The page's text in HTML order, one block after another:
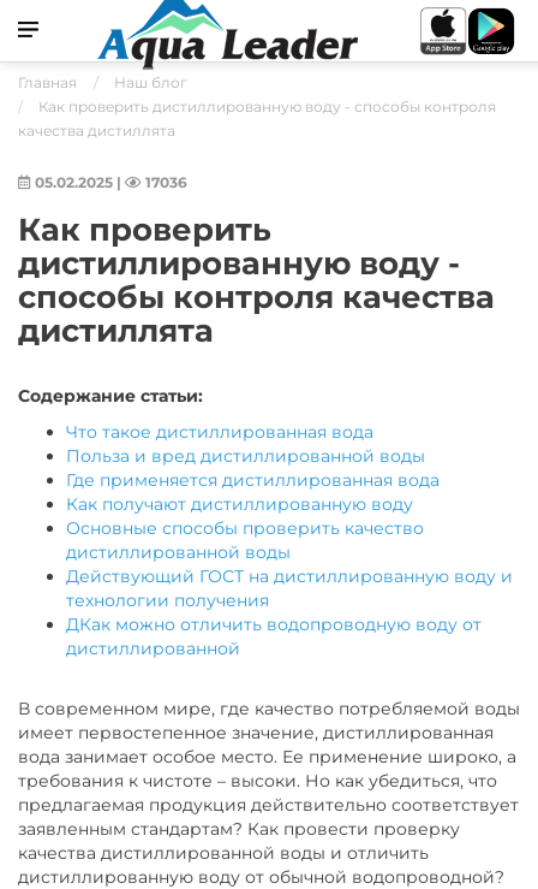
Главная
Наш блог
Как проверить дистиллированную воду - способы контроля
качества дистиллята
05.02.2025 | 17036
Как проверить
дистиллированную воду -
способы контроля качества
дистиллята
Содержание статьи:
Что такое дистиллированная вода
Польза и вред дистиллированной воды
Где применяется дистиллированная вода
Как получают дистиллированную воду
Основные способы проверить качество
дистиллированной воды
Действующий ГОСТ на дистиллированную воду и
технологии получения
ДКак можно отличить водопроводную воду от
дистиллированной
В современном мире, где качество потребляемой воды
имеет первостепенное значение, дистиллированная
вода занимает особое место. Ее применение широко, а
требования к чистоте – высоки. Но как убедиться, что
предлагаемая продукция действительно соответствует
заявленным стандартам? Как провести проверку
качества дистиллированной воды и отличить
дистиллированную воду от обычной водопроводной?